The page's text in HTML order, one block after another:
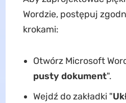
Wordzie, postępuj
krokami:
Otwórz Microsoft
pusty dokument".
Wejdź do zakładki "